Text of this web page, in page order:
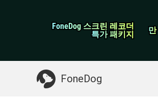
FoneDog 스크린 레코더
FoneDog 스크린 레코더
특가 패키지
특가 패키지 만
만
FoneDog
iPhone 클리너
필요한 것 : Mac 정리